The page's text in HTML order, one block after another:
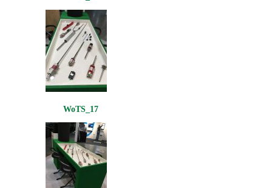
WoTS_17